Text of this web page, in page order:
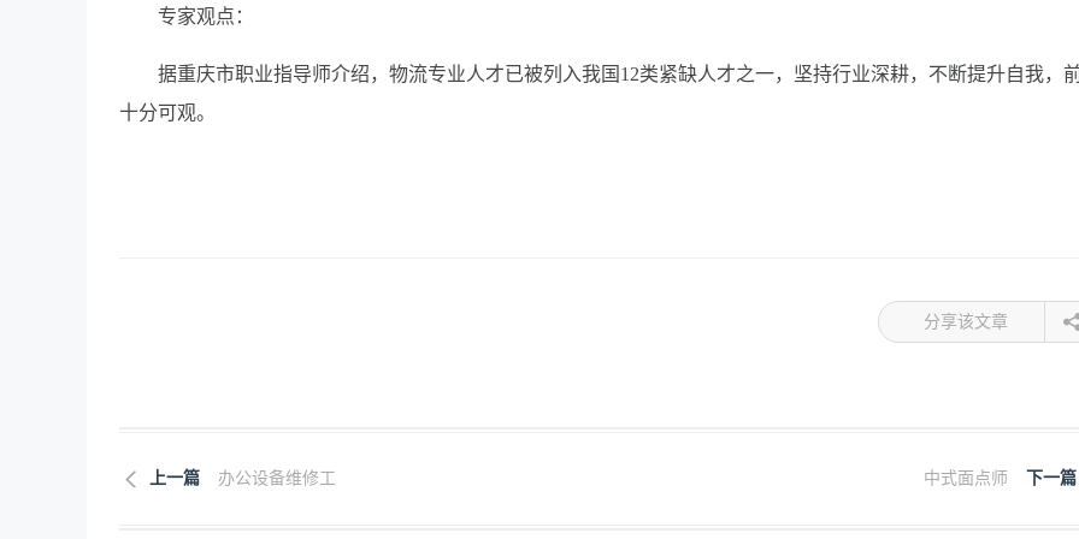
专家观点：
据重庆市职业指导师介绍，物流专业人才已被列入我国12类紧缺人才之一，坚持行业深耕，不断提升自我，
十分可观。
分享该文章
上一篇 办公设备维修工 下一篇
中式面点师